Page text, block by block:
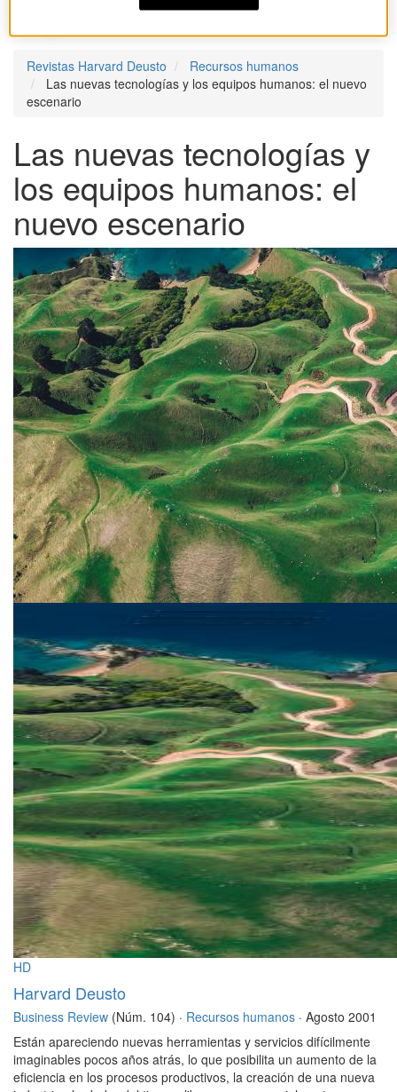
Revistas Harvard Deusto
Recursos humanos
Las nuevas tecnologías y los equipos humanos: el nuevo
escenario
Las nuevas tecnologías y
los equipos humanos: el
nuevo escenario
HD
Harvard Deusto
Business Review (Núm. 104) · Recursos humanos · Agosto 2001
Están apareciendo nuevas herramientas y servicios difícilmente
imaginables pocos años atrás, lo que posibilita un aumento de la
eficiencia en los procesos productivos, la creación de una nueva